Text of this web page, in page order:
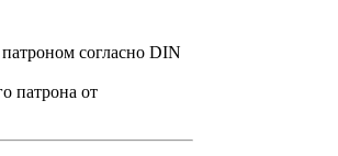
согласно DIN
патрона от